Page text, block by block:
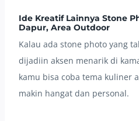
Ide Kreatif Lainnya Stone
Dapur, Area Outdoor
Kalau ada stone photo yang
dijadiin aksen menarik di
kamu bisa coba tema kuliner
makin hangat dan personal.